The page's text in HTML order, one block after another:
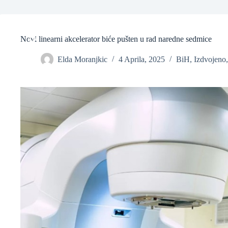
Novi linearni akcelerator biće pušten u rad naredne sedmice
Elda Moranjkic 4 Aprila, 2025 BiH, Izdvojeno
❆